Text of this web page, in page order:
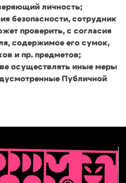
личность;
безопасности, сотрудник
проверить, с согласия
содержимое его сумок,
и пр. предметов;
осуществлять иные меры
Публичной